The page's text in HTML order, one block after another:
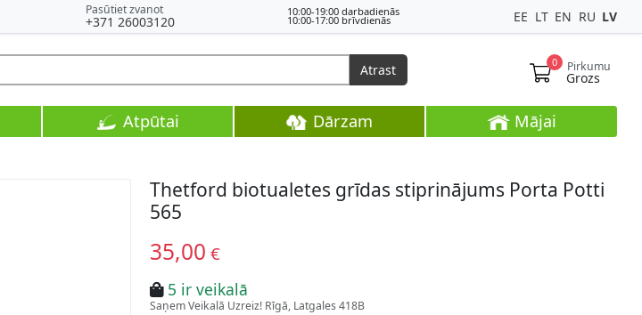
Pasūtiet zvanot
+371 26003120
10:00-19:00 darbadienās
10:00-17:00 brīvdienās EE LT EN RU LV
0 Pirkumu
Grozs
Atrast
Atpūtai Dārzam Mājai
Thetford biotualetes grīdas stiprinājums Porta Potti
565
35,00 €
5 ir veikalā
Saņem Veikalā Uzreiz! Rīgā, Latgales 418B